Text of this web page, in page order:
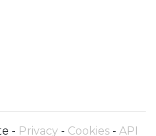
- Privacy- Cookies- API